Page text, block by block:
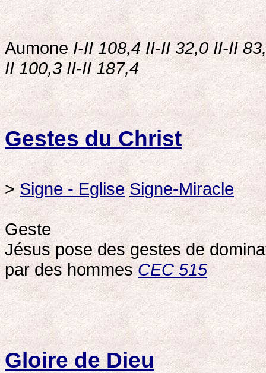
AumoneI-II 108,4 II-II 32,0 II-II
II 100,3 II-II 187,4
Gestes du Christ
>Signe - Eglise Signe-Miracle
Geste
Jésus pose des gestes de
par des hommesCEC 515
Gloire de Dieu